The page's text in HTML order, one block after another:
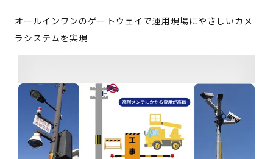
オールインワンのゲートウェイで運用現場にやさしいカメ
ラシステムを実現